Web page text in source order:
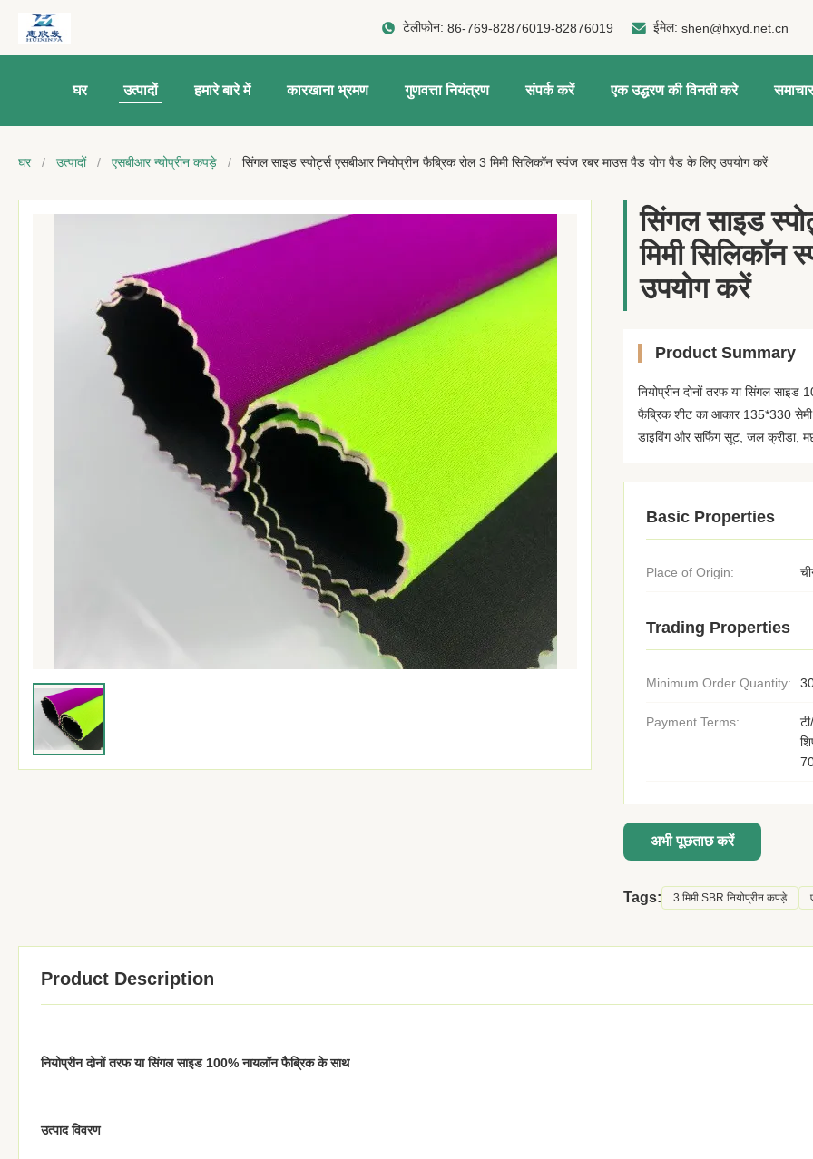
टेलीफोन:86-769-82876019-82876019 ईमेल:shen@hxyd.net.cn
घर उत्पादों हमारे बारे में कारखाना भ्रमण गुणवत्ता नियंत्रण संपर्क करें एक उद्धरण की विनती करे समाचार
घर / उत्पादों / एसबीआर न्योप्रीन कपड़े / सिंगल साइड स्पोर्ट्स एसबीआर नियोप्रीन फैब्रिक रोल 3 मिमी सिलिकॉन स्पंज रबर माउस पैड योग पैड के लिए उपयोग करें
सिंगल साइड
मिमी सिलिकॉन
उपयोग करें
Product Summary
नियोप्रीन दोनों तरफ या सिंगल साइड
फैब्रिक शीट का आकार 135*330
डाइविंग और सर्फिंग सूट, जल
Basic Properties
Place of Origin:
Trading Properties
Minimum Order Quantity:
Payment Terms:
अभी पूछताछ करें
Tags: 3 मिमी SBR नियोप्रीन कपड़े
Product Description
नियोप्रीन दोनों तरफ या सिंगल साइड 100% नायलॉन फैब्रिक के साथ
उत्पाद विवरण